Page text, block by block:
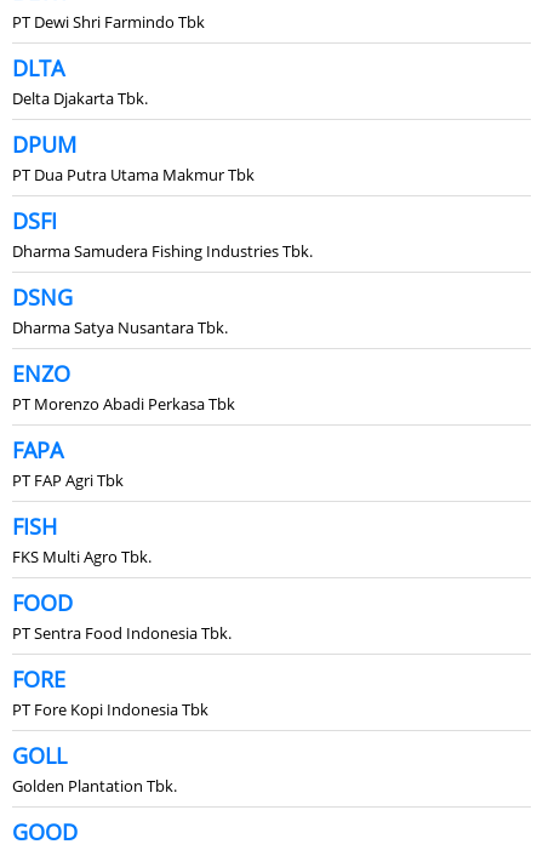
PT Dewi Shri Farmindo Tbk
DLTA
Delta Djakarta Tbk.
DPUM
PT Dua Putra Utama Makmur Tbk
DSFI
Dharma Samudera Fishing Industries Tbk.
DSNG
Dharma Satya Nusantara Tbk.
ENZO
PT Morenzo Abadi Perkasa Tbk
FAPA
PT FAP Agri Tbk
FISH
FKS Multi Agro Tbk.
FOOD
PT Sentra Food Indonesia Tbk.
FORE
PT Fore Kopi Indonesia Tbk
GOLL
Golden Plantation Tbk.
GOOD